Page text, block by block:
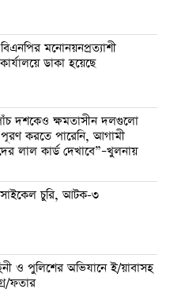
মনোনয়নপ্রত্যাশী
ডাকা হয়েছে
দশকেও ক্ষমতাসীন দলগুলো
পূরণ করতে পারেনি, আগামী
লাল কার্ড দেখাবে”–খুলনায়
চুরি, আটক-৩
ও পুলিশের অভিযানে ই/য়াবাসহ
ফতার